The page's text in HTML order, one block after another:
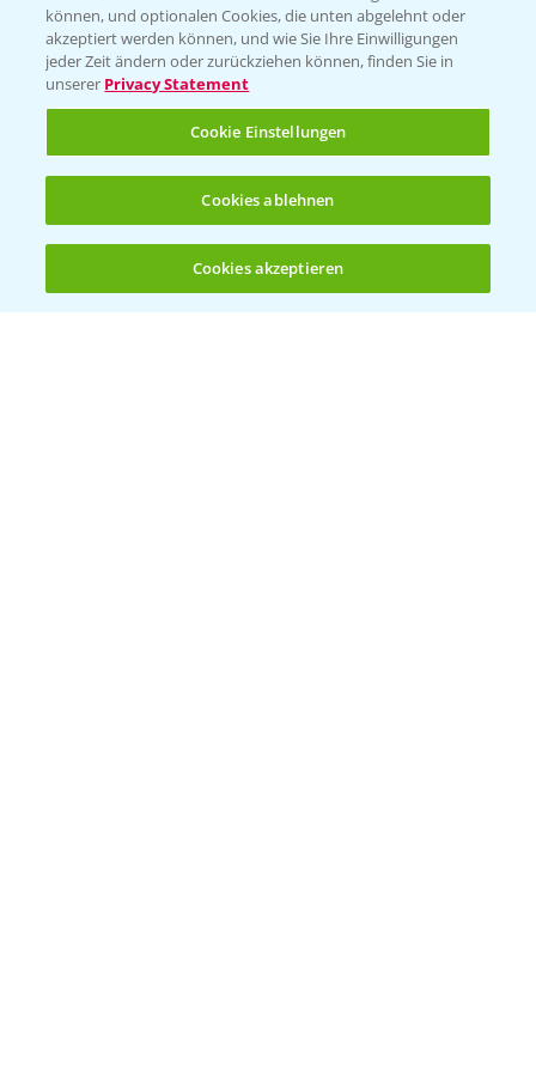
(noch 4)
Wetter Aktuell
BROSCHÜREN
Saatgut
Sonderkulturen
Verantwortung & Sorgfalt
können, und optionalen Cookies, die unten abgelehnt oder
akzeptiert werden können, und wie Sie Ihre Einwilligungen
jeder Zeit ändern oder zurückziehen können, finden Sie in
unserer Privacy Statement
Cookie Einstellungen
Cookies ablehnen
Cookies akzeptieren